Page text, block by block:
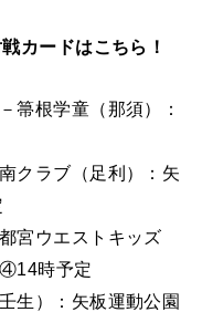
カードはこちら！
箒根学童（那須）：
クラブ（足利）：矢
宮ウエストキッズ
④14時予定
生）：矢板運動公園